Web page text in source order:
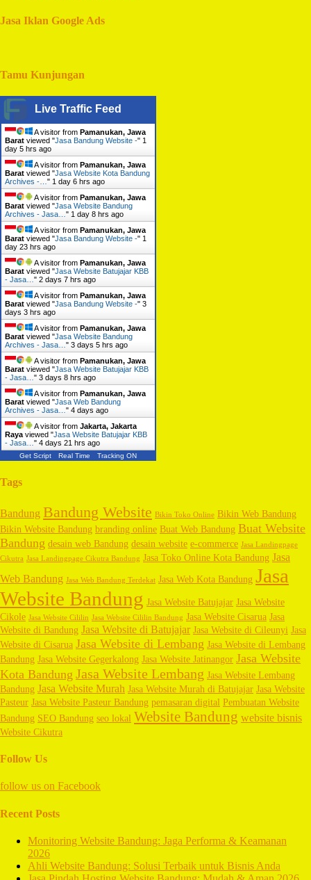
Jasa Iklan Google Ads
Tamu Kunjungan
Live Traffic Feed
A visitor from Pamanukan, Jawa
Barat viewed "Jasa Bandung Website -" 1
day 5 hrs ago
A visitor from Pamanukan, Jawa
Barat viewed "Jasa Website Kota Bandung
Archives -…" 1 day 6 hrs ago
A visitor from Pamanukan, Jawa
Barat viewed "Jasa Website Bandung
Archives - Jasa…" 1 day 8 hrs ago
A visitor from Pamanukan, Jawa
Barat viewed "Jasa Bandung Website -" 1
day 23 hrs ago
A visitor from Pamanukan, Jawa
Barat viewed "Jasa Website Batujajar KBB
- Jasa…" 2 days 7 hrs ago
A visitor from Pamanukan, Jawa
Barat viewed "Jasa Bandung Website -" 3
days 3 hrs ago
A visitor from Pamanukan, Jawa
Barat viewed "Jasa Website Bandung
Archives - Jasa…" 3 days 5 hrs ago
A visitor from Pamanukan, Jawa
Barat viewed "Jasa Website Batujajar KBB
- Jasa…" 3 days 8 hrs ago
A visitor from Pamanukan, Jawa
Barat viewed "Jasa Web Bandung
Archives - Jasa…" 4 days ago
A visitor from Jakarta, Jakarta
Rayaviewed "Jasa Website Batujajar KBB
- Jasa…" 4 days 21 hrs ago
Get Script Real Time Tracking ON
Tags
Bandung Bandung Website Bikin Toko Online Bikin Web Bandung
Bikin Website Bandung branding online Buat Web Bandung Buat Website
Bandung desain web Bandung desain website e-commerce Jasa Landingpage
Cikutra Jasa Landingpage Cikutra Bandung Jasa Toko Online Kota Bandung Jasa
Web Bandung Jasa Web Bandung Terdekat Jasa Web Kota Bandung Jasa
Website Bandung Jasa Website Batujajar Jasa Website
Cikole Jasa Website Cililin Jasa Website Cililin Bandung Jasa Website Cisarua Jasa
Website di Bandung Jasa Website di Batujajar Jasa Website di Cileunyi Jasa
Website di Cisarua Jasa Website di Lembang Jasa Website di Lembang
Bandung Jasa Website Gegerkalong Jasa Website Jatinangor Jasa Website
Kota Bandung Jasa Website Lembang Jasa Website Lembang
Bandung Jasa Website Murah Jasa Website Murah di Batujajar Jasa Website
Pasteur Jasa Website Pasteur Bandung pemasaran digital Pembuatan Website
Bandung SEO Bandung seo lokal Website Bandung website bisnis
Website Cikutra
Follow Us
follow us on Facebook
Recent Posts
Monitoring Website Bandung: Jaga Performa & Keamanan
2026
Ahli Website Bandung: Solusi Terbaik untuk Bisnis Anda